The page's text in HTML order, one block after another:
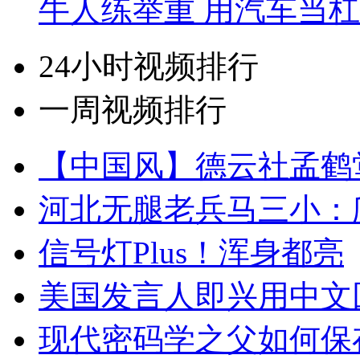
牛人练举重 用汽车当
24小时视频排行
一周视频排行
【中国风】德云社孟
河北无腿老兵马三小
信号灯Plus！浑身都亮
美国发言人即兴用中
现代密码学之父如何